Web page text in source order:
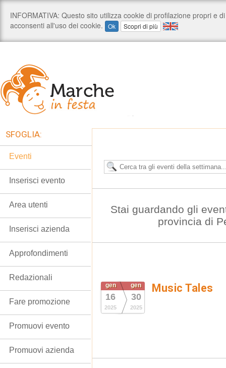
Stai guardando gli
provincia di
gen
16
2025
gen
30
2025
Music Tales
SFOGLIA:
Eventi
Inserisci evento
Area utenti
Inserisci azienda
Approfondimenti
Redazionali
Fare promozione
Promuovi evento
Promuovi azienda